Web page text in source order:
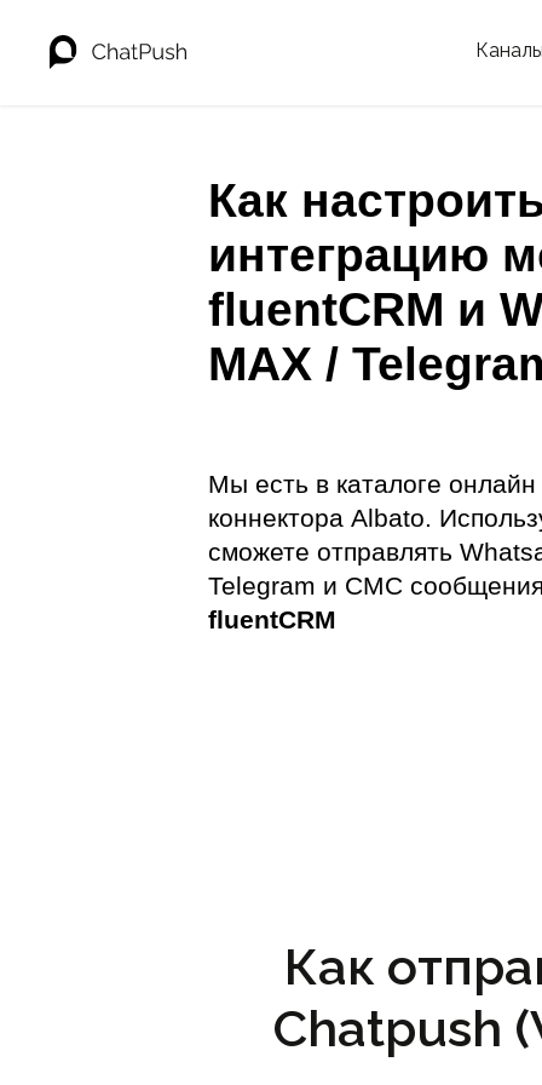
Как
интеграцию
fluentCRM и
MAX /
Мы есть в каталоге онлайн
коннектора Albato.
сможете отправлять
Telegram и СМС
fluentCRM
Как
Chatpush